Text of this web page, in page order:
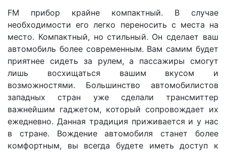
FM прибор крайне компактный. В случае
необходимости его легко переносить с места на
место. Компактный, но стильный. Он сделает ваш
автомобиль более современным. Вам самим будет
приятнее сидеть за рулем, а пассажиры смогут
лишь восхищаться вашим вкусом и
возможностями. Большинство автомобилистов
западных стран уже сделали трансмиттер
важнейшим гаджетом, который сопровождает их
ежедневно. Данная традиция приживается и у нас
в стране. Вождение автомобиля станет более
комфортным, вы всегда будете иметь доступ к